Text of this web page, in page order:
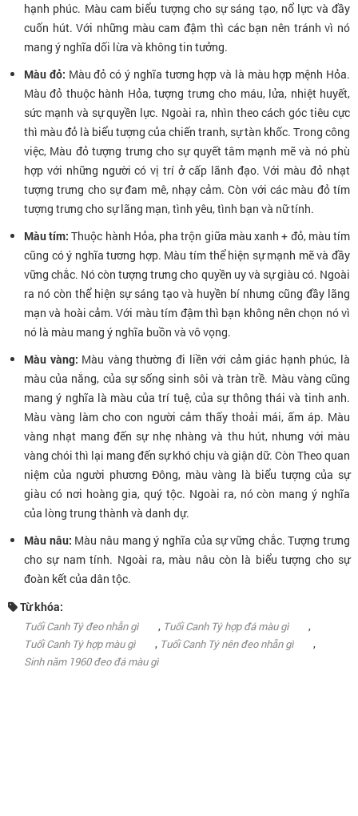
hạnh phúc. Màu cam biểu tượng cho sự sáng tạo, nổ lực và đầy
cuốn hút. Với những màu cam đậm thì các bạn nên tránh vì nó
mang ý nghĩa dối lừa và không tin tưởng.
Màu đỏ: Màu đỏ có ý nghĩa tương hợp và là màu hợp mệnh Hỏa.
Màu đỏ thuộc hành Hỏa, tượng trưng cho máu, lửa, nhiệt huyết,
sức mạnh và sự quyền lực. Ngoài ra, nhìn theo cách góc tiêu cực
thì màu đỏ là biểu tượng của chiến tranh, sự tàn khốc. Trong công
việc, Màu đỏ tượng trưng cho sự quyết tâm mạnh mẽ và nó phù
hợp với những người có vị trí ở cấp lãnh đạo. Với màu đỏ nhạt
tượng trưng cho sự đam mê, nhạy cảm. Còn với các màu đỏ tím
tượng trưng cho sự lãng mạn, tình yêu, tình bạn và nữ tính.
Màu tím: Thuộc hành Hỏa, pha trộn giữa màu xanh + đỏ, màu tím
cũng có ý nghĩa tương hợp. Màu tím thể hiện sự mạnh mẽ và đầy
vững chắc. Nó còn tượng trưng cho quyền uy và sự giàu có. Ngoài
ra nó còn thể hiện sự sáng tạo và huyền bí nhưng cũng đầy lãng
mạn và hoài cảm. Với màu tím đậm thì bạn không nên chọn nó vì
nó là màu mang ý nghĩa buồn và vô vọng.
Màu vàng: Màu vàng thường đi liền với cảm giác hạnh phúc, là
màu của nắng, của sự sống sinh sôi và tràn trề. Màu vàng cũng
mang ý nghĩa là màu của trí tuệ, của sự thông thái và tinh anh.
Màu vàng làm cho con người cảm thấy thoải mái, ấm áp. Màu
vàng nhạt mang đến sự nhẹ nhàng và thu hút, nhưng với màu
vàng chói thì lại mang đến sự khó chịu và giận dữ. Còn Theo quan
niệm của người phương Đông, màu vàng là biểu tượng của sự
giàu có nơi hoàng gia, quý tộc. Ngoài ra, nó còn mang ý nghĩa
của lòng trung thành và danh dự.
Màu nâu: Màu nâu mang ý nghĩa của sự vững chắc. Tượng trưng
cho sự nam tính. Ngoài ra, màu nâu còn là biểu tượng cho sự
đoàn kết của dân tộc.
Từ khóa:
Tuổi Canh Tý đeo nhẫn gì , Tuổi Canh Tý hợp đá màu gì ,
Tuổi Canh Tý hợp màu gì , Tuổi Canh Tý nên đeo nhẫn gì ,
Sinh năm 1960 đeo đá màu gì